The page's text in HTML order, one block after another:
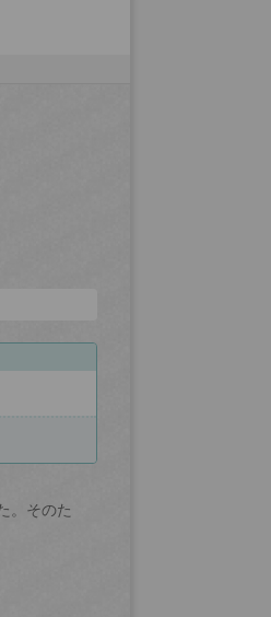
。そのた